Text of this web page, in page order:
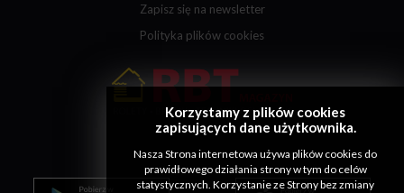
Zapisz się na newsletter
Polityka plików cookies
Korzystamy z plików cookies
zapisujących dane użytkownika.
Nasza Strona internetowa używa plików cookies do
prawidłowego działania strony w tym do celów
statystycznych. Korzystanie ze Strony bez zmiany